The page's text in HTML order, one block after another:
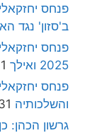
פנחס
ב'סזון' נגד
פנחס
2025 ואילך
1 באוגוסט 2026
פנחס
והשלכותיה 31 ביולי
גרשון הכהן: